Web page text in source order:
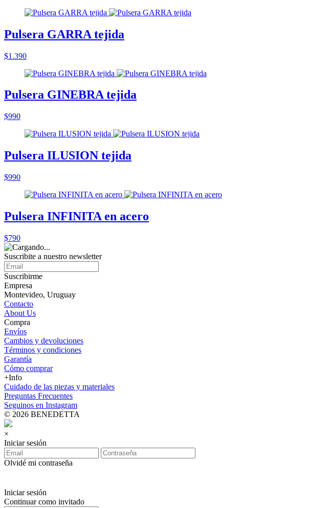
Pulsera GARRA tejida
$1.390
Pulsera GINEBRA tejida
$990
Pulsera ILUSION tejida
$990
Pulsera INFINITA en acero
$790
Suscribite a nuestro newsletter
Suscribirme
Empresa
Montevideo, Uruguay
Contacto
About Us
Compra
Envíos
Cambios y devoluciones
Términos y condiciones
Garantía
Cómo comprar
+Info
Cuidado de las piezas y materiales
Preguntas Frecuentes
Seguinos en Instagram
© 2026 BENEDETTA
×
Iniciar sesión
Olvidé mi contraseña
Iniciar sesión
Continuar como invitado